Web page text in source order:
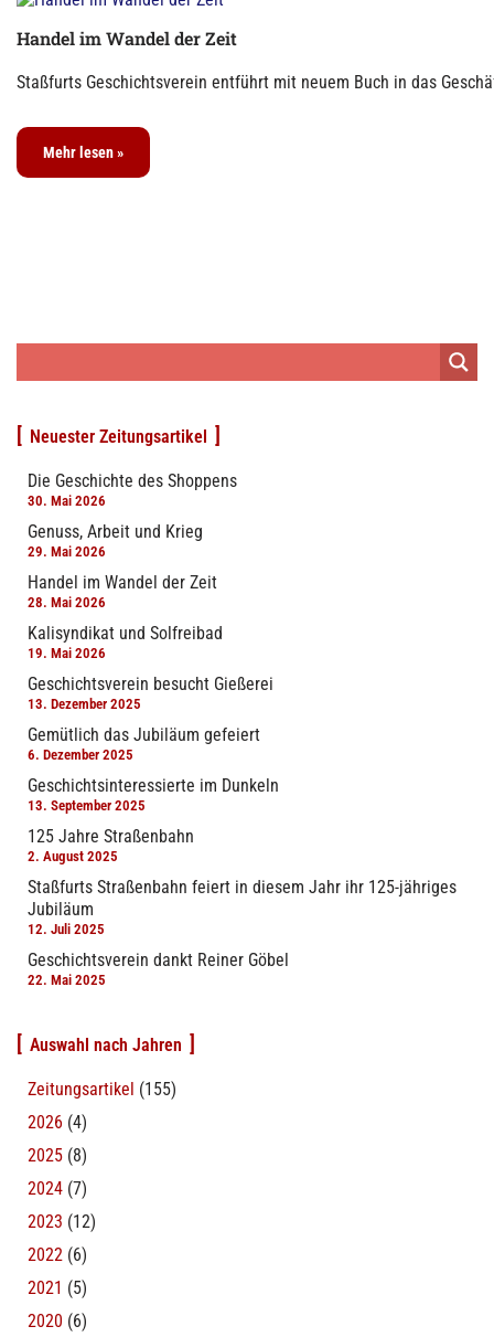
Handel im Wandel der Zeit
Staßfurts Geschichtsverein entführt mit neuem Buch in das
Mehr lesen »
Neuester Zeitungsartikel
Die Geschichte des Shoppens
30. Mai 2026
Genuss, Arbeit und Krieg
29. Mai 2026
Handel im Wandel der Zeit
28. Mai 2026
Kalisyndikat und Solfreibad
19. Mai 2026
Geschichtsverein besucht Gießerei
13. Dezember 2025
Gemütlich das Jubiläum gefeiert
6. Dezember 2025
Geschichtsinteressierte im Dunkeln
13. September 2025
125 Jahre Straßenbahn
2. August 2025
Staßfurts Straßenbahn feiert in diesem Jahr ihr 125-jähriges
Jubiläum
12. Juli 2025
Geschichtsverein dankt Reiner Göbel
22. Mai 2025
Auswahl nach Jahren
Zeitungsartikel (155)
2026 (4)
2025 (8)
2024 (7)
2023 (12)
2022 (6)
2021 (5)
2020 (6)